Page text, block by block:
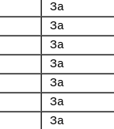
За
За
За
За
За
За
За